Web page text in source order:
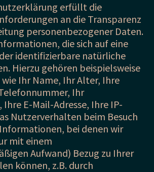
erfüllt die
an die Transparenz
personenbezogener Daten.
die sich auf eine
identifizierbare natürliche
Hierzu gehören beispielsweise
Ihr Name, Ihr Alter, Ihre
Ihr
E-Mail-Adresse, Ihre IP-
Nutzerverhalten beim Besuch
bei denen wir
mit einem
Aufwand) Bezug zu Ihrer
können, z.B. durch